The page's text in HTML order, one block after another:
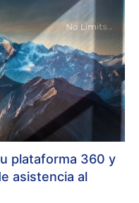
plataforma 360 y
asistencia al